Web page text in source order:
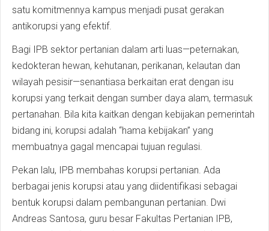
satu komitmennya kampus menjadi pusat gerakan
antikorupsi yang efektif.
Bagi IPB sektor pertanian dalam arti luas—peternakan,
kedokteran hewan, kehutanan, perikanan, kelautan dan
wilayah pesisir—senantiasa berkaitan erat dengan isu
korupsi yang terkait dengan sumber daya alam, termasuk
pertanahan. Bila kita kaitkan dengan kebijakan pemerintah
bidang ini, korupsi adalah “hama kebijakan” yang
membuatnya gagal mencapai tujuan regulasi.
Pekan lalu, IPB membahas korupsi pertanian. Ada
berbagai jenis korupsi atau yang diidentifikasi sebagai
bentuk korupsi dalam pembangunan pertanian. Dwi
Andreas Santosa, guru besar Fakultas Pertanian IPB,